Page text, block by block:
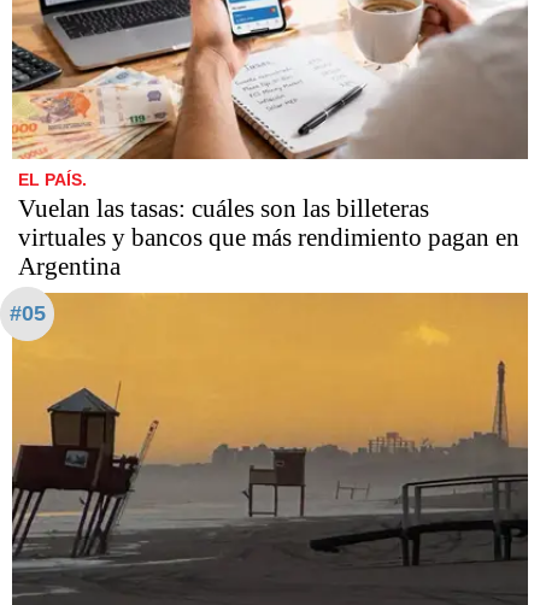
EL PAÍS.
Vuelan las tasas: cuáles son las billeteras
virtuales y bancos que más rendimiento pagan en
Argentina
#05